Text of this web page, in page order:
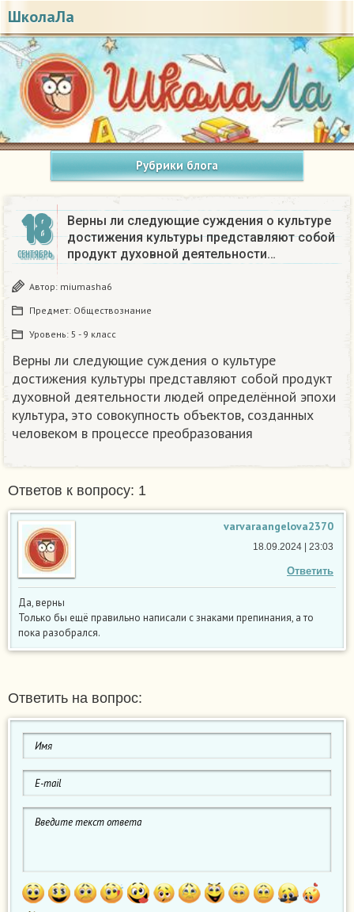
ШколаЛа
Рубрики блога
18
СЕНТЯБРЬ
Верны ли следующие суждения о культуре
достижения культуры представляют собой
продукт духовной деятельности…
Автор: miumasha6
Предмет: Обществознание
Уровень: 5 - 9 класс
Верны ли следующие суждения о культуре
достижения культуры представляют собой продукт
духовной деятельности людей определённой эпохи
культура, это совокупность объектов, созданных
человеком в процессе преобразования
Ответов к вопросу: 1
varvaraangelova2370
Ответить
18.09.2024 | 23:03
Да, верны
Только бы ещё правильно написали с знаками препинания, а то
пока разобрался.
Ответить на вопрос: